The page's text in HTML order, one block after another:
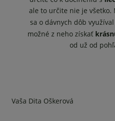
ale to určite nie je všetko.
sa o dávnych dôb
možné z neho získať
od už od
Vaša Dita Oškerová